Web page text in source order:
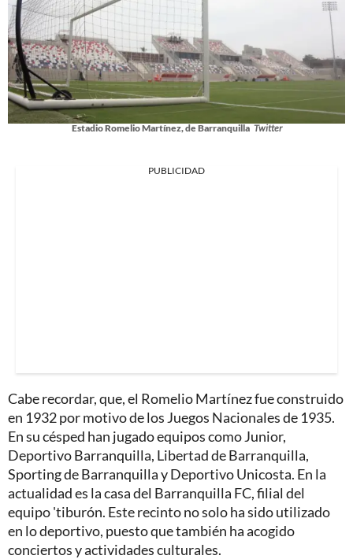
Estadio Romelio Martínez, de Barranquilla Twitter
PUBLICIDAD
Cabe recordar, que, el Romelio Martínez fue construido
en 1932 por motivo de los Juegos Nacionales de 1935.
En su césped han jugado equipos como Junior,
Deportivo Barranquilla, Libertad de Barranquilla,
Sporting de Barranquilla y Deportivo Unicosta. En la
actualidad es la casa del Barranquilla FC, filial del
equipo 'tiburón. Este recinto no solo ha sido utilizado
en lo deportivo, puesto que también ha acogido
conciertos y actividades culturales.